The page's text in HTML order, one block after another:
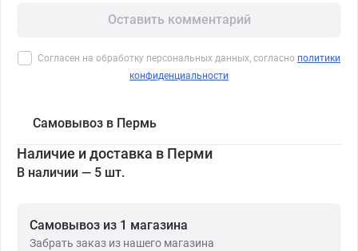
Оставить комментарий
Согласен на обработку персональных данных, согласно политики
конфиденциальности
Самовывоз в Пермь
Наличие и доставка в Перми
В наличии — 5 шт.
Самовывоз из 1 магазина
Забрать заказ из нашего магазина